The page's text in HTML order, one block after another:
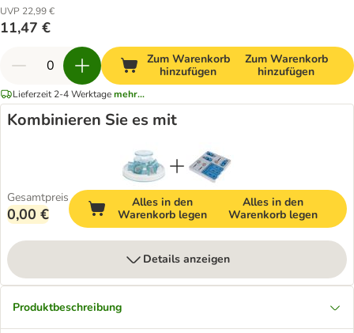
UVP 22,99 €
11,47 €
Zum Warenkorb
hinzufügen
Zum Warenkorb
hinzufügen
Lieferzeit 2-4 Werktagemehr...
Kombinieren Sie es mit
Gesamtpreis
0,00 €
Alles in den
Warenkorb legen
Alles in den
Warenkorb legen
Details anzeigen
Produktbeschreibung